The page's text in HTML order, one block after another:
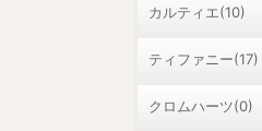
カルティエ(10)
ティファニー(17)
クロムハーツ(0)